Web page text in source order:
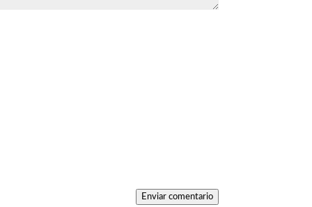
Enviar comentario